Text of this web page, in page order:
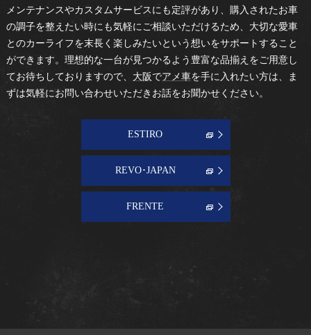
メンテナンスやカスタムサービスにも定評があり、購入されたお車
の調子を整えたい時にも気軽にご相談いただけるため、大切な愛車
とのカーライフを末長く楽しみたいという想いをサポートすること
ができます。理想的な一台が見つかるよう豊富な品揃えをご用意し
てお待ちしておりますので、 大阪 でアメ車を手に入れたい方は、ま
ずは気軽にお問い合わせいただきお話をお聞かせください。
ESTIRO
REVO･JAPAN
FRENTE